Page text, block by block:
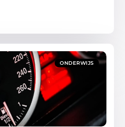
ONDERWIJS